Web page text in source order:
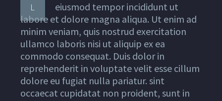
L
eiusmod tempor incididunt ut
labore et dolore magna aliqua. Ut enim ad
minim veniam, quis nostrud exercitation
ullamco laboris nisi ut aliquip ex ea
commodo consequat. Duis dolor in
reprehenderit in voluptate velit esse cillum
dolore eu fugiat nulla pariatur. sint
occaecat cupidatat non proident, sunt in